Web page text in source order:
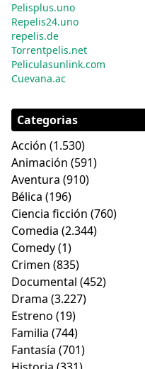
Pelisplus.uno
Repelis24.uno
repelis.de
Torrentpelis.net
Peliculasunlink.com
Cuevana.ac
Categorias
Acción (1.530)
Animación (591)
Aventura (910)
Bélica (196)
Ciencia ficción (760)
Comedia (2.344)
Comedy(1)
Crimen (835)
Documental (452)
Drama (3.227)
Estreno (19)
Familia (744)
Fantasía (701)